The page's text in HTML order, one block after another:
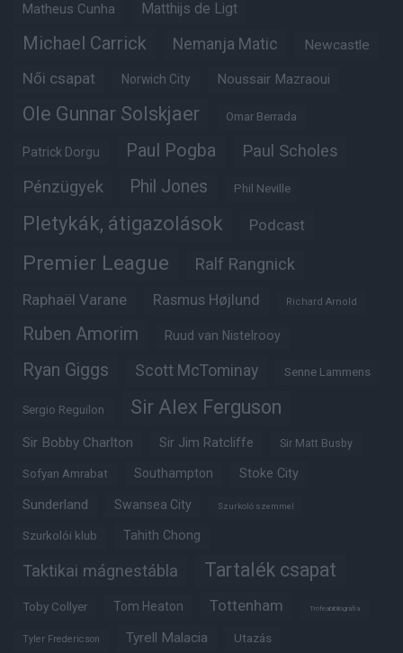
Matheus Cunha Matthijs de Ligt
Michael Carrick Nemanja Matic Newcastle
Női csapat Norwich City Noussair Mazraoui
Ole Gunnar Solskjaer Omar Berrada
Patrick Dorgu Paul Pogba Paul Scholes
Pénzügyek Phil Jones Phil Neville
Pletykák, átigazolások Podcast
Premier League Ralf Rangnick
Raphaël Varane Rasmus Højlund Richard Arnold
Ruben Amorim Ruud van Nistelrooy
Ryan Giggs Scott McTominay Senne Lammens
Sergio Reguilon Sir Alex Ferguson
Sir Bobby Charlton Sir Jim Ratcliffe Sir Matt Busby
Sofyan Amrabat Southampton Stoke City
Sunderland Swansea City Szurkoló szemmel
Szurkolói klub Tahith Chong
Taktikai mágnestábla Tartalék csapat
Toby Collyer Tom Heaton Tottenham Trófeabibliográfia
Tyler Fredericson Tyrell Malacia Utazás